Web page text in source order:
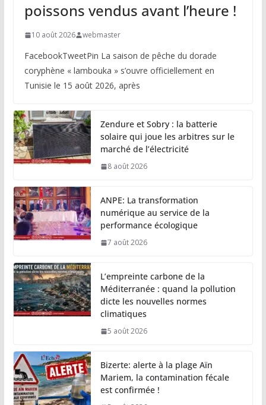
poissons vendus avant l’heure !
10 août 2026 webmaster
FacebookTweetPin La saison de pêche du dorade
coryphène « lambouka » s’ouvre officiellement en
Tunisie le 15 août 2026, après
Zendure et Sobry : la batterie
solaire qui joue les arbitres sur le
marché de l’électricité
8 août 2026
ANPE: La transformation
numérique au service de la
performance écologique
7 août 2026
L’empreinte carbone de la
Méditerranée : quand la pollution
dicte les nouvelles normes
climatiques
5 août 2026
Bizerte: alerte à la plage Aïn
Mariem, la contamination fécale
est confirmée !